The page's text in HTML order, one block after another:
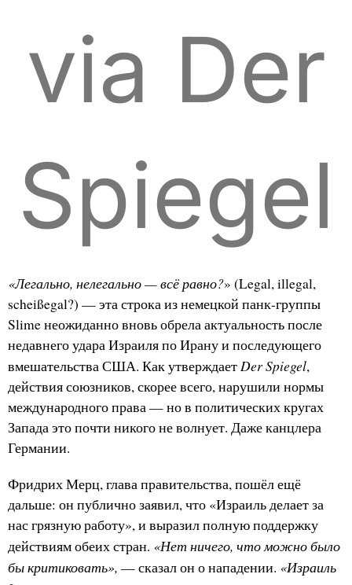
via Der
Spiegel
«Легально, нелегально — всё равно?» (Legal, illegal,
scheißegal?) — эта строка из немецкой панк-группы
Slime неожиданно вновь обрела актуальность после
недавнего удара Израиля по Ирану и последующего
вмешательства США. Как утверждаетDer Spiegel,
действия союзников, скорее всего, нарушили нормы
международного права — но в политических кругах
Запада это почти никого не волнует. Даже канцлера
Германии.
Фридрих Мерц, глава правительства, пошёл ещё
дальше: он публично заявил, что «Израиль делает за
нас грязную работу», и выразил полную поддержку
действиям обеих стран. «Нет ничего, что можно было
бы критиковать», — сказал он о нападении. «Израиль